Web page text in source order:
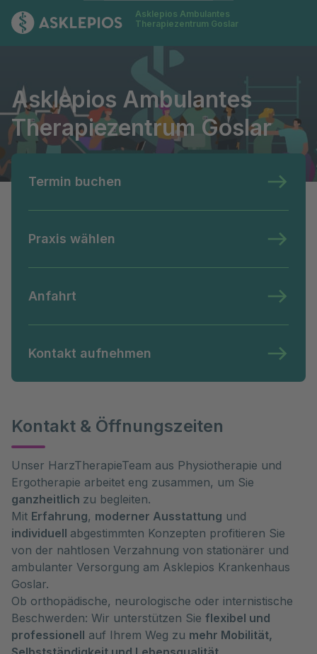
Zur Startseite
Asklepios Ambulantes
Therapiezentrum Goslar
Asklepios Ambulantes Therapiezentrum Goslar
Asklepios Ambulantes
Therapiezentrum Goslar
Termin buchen
Praxis wählen
Anfahrt
Kontakt aufnehmen
Kontakt & Öffnungszeiten
Unser HarzTherapieTeam aus Physiotherapie und
Ergotherapie arbeitet eng zusammen, um Sie
ganzheitlich zu begleiten.
Mit Erfahrung, moderner Ausstattung und
individuell abgestimmten Konzepten profitieren Sie
von der nahtlosen Verzahnung von stationärer und
ambulanter Versorgung am Asklepios Krankenhaus
Goslar.
Ob orthopädische, neurologische oder internistische
Beschwerden: Wir unterstützen Sie flexibel und
professionell auf Ihrem Weg zu mehr Mobilität,